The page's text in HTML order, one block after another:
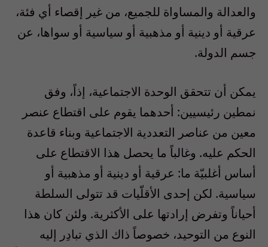
والعدالة والمساواة للجميع، من غير إقصاء أي فئة،
عرقية أو دينية أو مذهبية أو سياسية أو سواها، عن
جسم الدولة.
يمكن أن تتحقق الوحدة الاجتماعية، إذاً، وفق
نمطين رئيسيين: أحدهما يقوم على اقتطاع عنصر
معين من عناصر التعددية الاجتماعية وبناء قاعدة
الحكم عليه. وغالباً ما يحصل هذا الاقتطاع على
أساس أغلبيّة ما: عرقية أو دينية أو مذهبية أو
سياسية. لكن إحدى الأقلّيات قد تتولى السلطة
أحياناً وتفرض إرادتها على الأكثرية. ولئن كان هذا
النوع من التوحيد، خصوصاً ذاك الذي تبادِر إليه